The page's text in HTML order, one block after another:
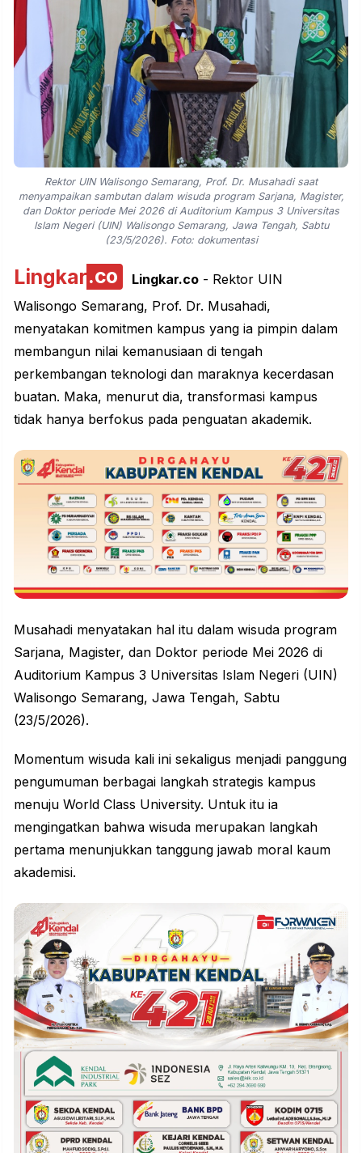
Rektor UIN Walisongo Semarang, Prof. Dr. Musahadi saat
menyampaikan sambutan dalam wisuda program Sarjana, Magister,
dan Doktor periode Mei 2026 di Auditorium Kampus 3 Universitas
Islam Negeri (UIN) Walisongo Semarang, Jawa Tengah, Sabtu
(23/5/2026). Foto: dokumentasi
Lingkar.co Lingkar.co- Rektor UIN
Walisongo Semarang, Prof. Dr. Musahadi,
menyatakan komitmen kampus yang ia pimpin dalam
membangun nilai kemanusiaan di tengah
perkembangan teknologi dan maraknya kecerdasan
buatan. Maka, menurut dia, transformasi kampus
tidak hanya berfokus pada penguatan akademik.
Musahadi menyatakan hal itu dalam wisuda program
Sarjana, Magister, dan Doktor periode Mei 2026 di
Auditorium Kampus 3 Universitas Islam Negeri (UIN)
Walisongo Semarang, Jawa Tengah, Sabtu
(23/5/2026).
Momentum wisuda kali ini sekaligus menjadi panggung
pengumuman berbagai langkah strategis kampus
menuju World Class University. Untuk itu ia
mengingatkan bahwa wisuda merupakan langkah
pertama menunjukkan tanggung jawab moral kaum
akademisi.